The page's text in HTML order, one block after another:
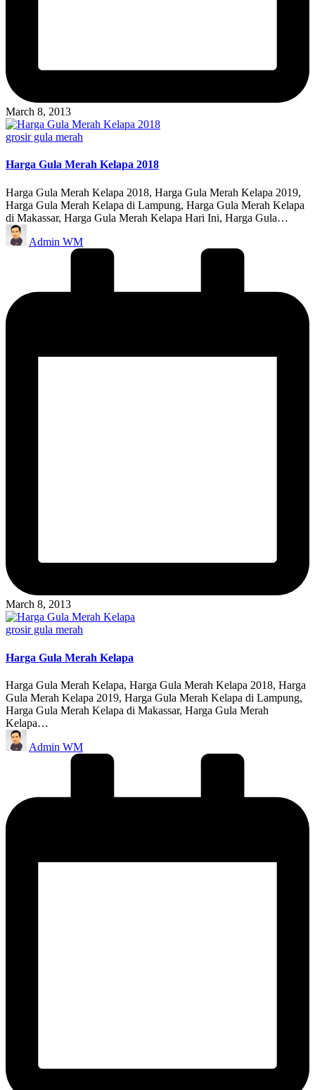
March 8, 2013
Posted
grosir gula merah
Harga Gula Merah Kelapa 2018
Harga Gula Merah Kelapa 2018, Harga Gula Merah Kelapa 2019,
Harga Gula Merah Kelapa di Lampung, Harga Gula Merah Kelapa
di Makassar, Harga Gula Merah Kelapa Hari Ini, Harga Gula…
Posted
by
Admin WM
March 8, 2013
Posted
grosir gula merah
Harga Gula Merah Kelapa
Harga Gula Merah Kelapa, Harga Gula Merah Kelapa 2018, Harga
Gula Merah Kelapa 2019, Harga Gula Merah Kelapa di Lampung,
Harga Gula Merah Kelapa di Makassar, Harga Gula Merah
Kelapa…
Posted
by
Admin WM